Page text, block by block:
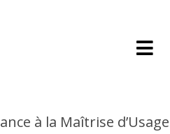
à la Maîtrise d’Usage